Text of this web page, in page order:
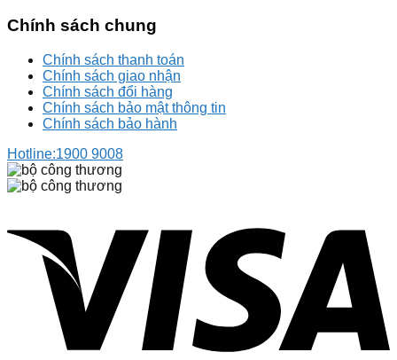
Chính sách chung
Chính sách thanh toán
Chính sách giao nhận
Chính sách đổi hàng
Chính sách bảo mật thông tin
Chính sách bảo hành
Hotline:1900 9008